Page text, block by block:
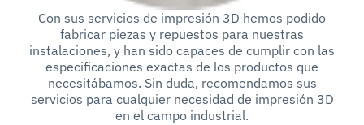
Con sus servicios de impresión 3D hemos podido
fabricar piezas y repuestos para nuestras
instalaciones, y han sido capaces de cumplir con las
especificaciones exactas de los productos que
necesitábamos. Sin duda, recomendamos sus
servicios para cualquier necesidad de impresión 3D
en el campo industrial.